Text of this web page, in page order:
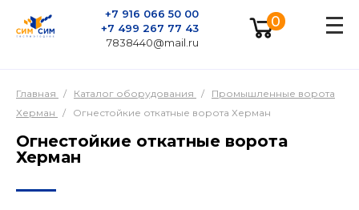
+7 916 066 50 00
+7 499 267 77 43
7838440@mail.ru
0
Главная / Каталог оборудования / Промышленные ворота
Херман
/ Огнестойкие откатные ворота Херман
Огнестойкие откатные ворота
Херман